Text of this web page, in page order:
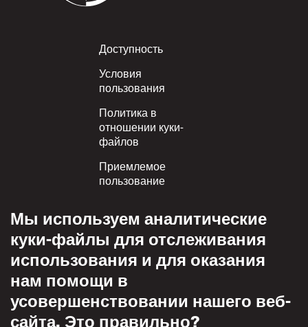
Footer
Доступность
Условия
пользования
Политика в
отношении куки-
файлов
Приемлемое
пользование
конфиденциальности
Политика взаимного
уважения
Мы используем аналитические
куки-файлы для отслеживания
использования и для оказания
нам помощи в
усовершенствовании нашего веб-
сайта. Это правильно?